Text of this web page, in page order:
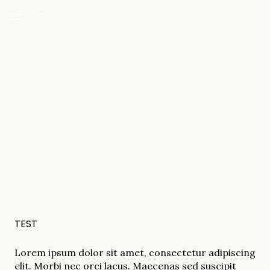
TEST
Lorem ipsum dolor sit amet, consectetur adipiscing
elit. Morbi nec orci lacus. Maecenas sed suscipit